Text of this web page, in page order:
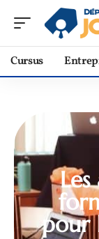
Cursus
pour